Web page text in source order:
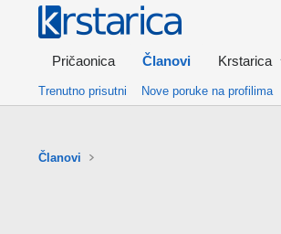
Pričaonica Članovi Krstarica
Trenutno prisutni Nove poruke na profilima
Članovi